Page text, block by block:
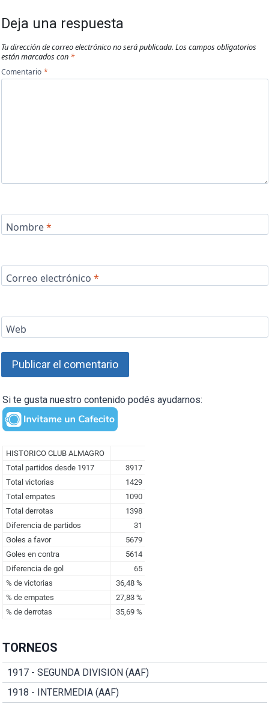
Deja una respuesta
Tu dirección de correo electrónico no será publicada. Los campos obligatorios
están marcados con *
Comentario *
Nombre*
Correo electrónico *
Web
Si te gusta nuestro contenido podés ayudarnos:
TORNEOS
1917 - SEGUNDA DIVISION (AAF)
1918 - INTERMEDIA (AAF)